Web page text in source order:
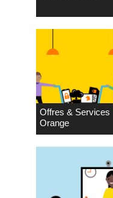
Offres & Services
Orange